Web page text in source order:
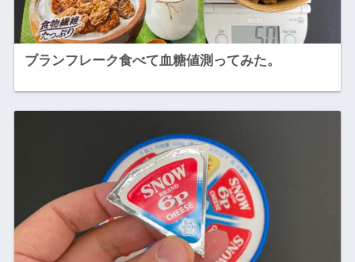
ブランフレーク食べて血糖値測ってみた。